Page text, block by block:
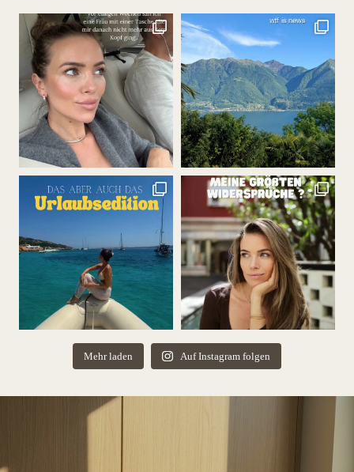
Mehr laden Auf Instagram folgen